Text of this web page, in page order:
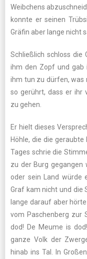
Weibchens
konnte er seinen
Gräfin aber lange nicht
Schließlich schloss die
ihm den Zopf und gab
ihm tun zu dürfen, was
so gerührt, dass er ihr
zu gehen.
Er hielt dieses
Höhle, die die
Tages schrie die
zu der Burg gegangen
oder sein Land würde
Graf kam nicht und die
lange darauf aber
vom Paschenberg zur
dod! De Meume is
ganze Volk der
hinab ins Tal. In